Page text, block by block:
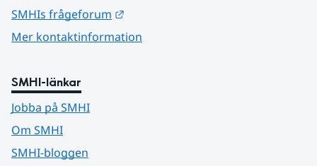
SMHIs frågeforum
Mer kontaktinformation
SMHI-länkar
Jobba på SMHI
Om SMHI
SMHI-bloggen